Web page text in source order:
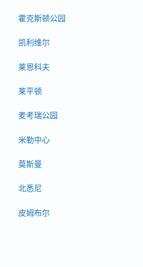
霍克斯顿公园
凯利维尔
莱恩科夫
莱平顿
麦考瑞公园
米勒中心
莫斯曼
北悉尼
皮姆布尔